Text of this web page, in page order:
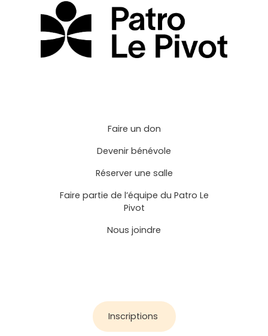
Faire un don
Devenir bénévole
Réserver une salle
Faire partie de l’équipe du Patro Le
Pivot
Nous joindre
Inscriptions